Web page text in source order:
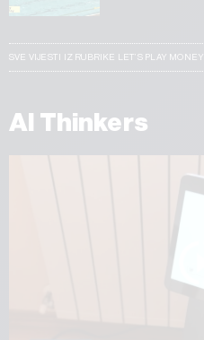
SVE VIJESTI IZ RUBRIKE LET’S PLAY MONEY
AI Thinkers